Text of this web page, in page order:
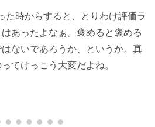
た時からすると、とりわけ評価ラ
あったよなぁ。褒めると褒める
ないであろうか、というか。真
てけっこう大変だよね。